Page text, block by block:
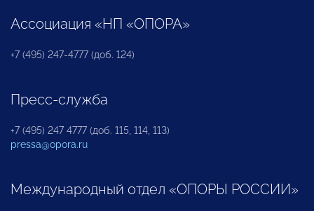
Ассоциация «НП «ОПОРА»
+7 (495) 247-4777 (доб. 124)
Пресс-служба
+7 (495) 247 4777 (доб. 115, 114, 113)
pressa@opora.ru
Международный отдел «ОПОРЫ РОССИИ»